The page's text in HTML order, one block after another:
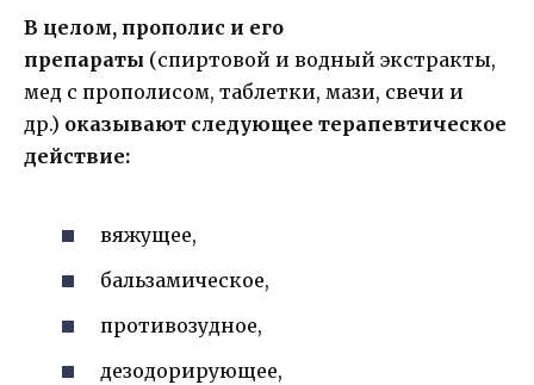
В целом, прополис и его
препараты (спиртовой и водный экстракты,
мед с прополисом, таблетки, мази, свечи и
др.) оказывают следующее терапевтическое
действие:
вяжущее,
бальзамическое,
противозудное,
дезодорирующее,